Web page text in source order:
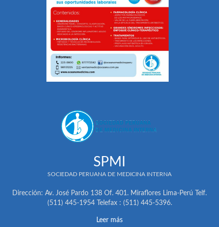
SPMI
SOCIEDAD PERUANA DE MEDICINA INTERNA
Dirección: Av. José Pardo 138 Of. 401. Miraflores Lima-Perú Telf.
(511) 445-1954 Telefax : (511) 445-5396.
Leer más